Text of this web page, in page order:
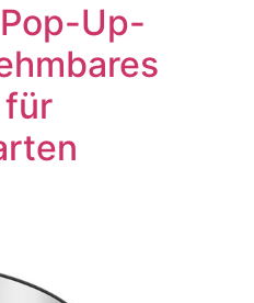
Up-
für